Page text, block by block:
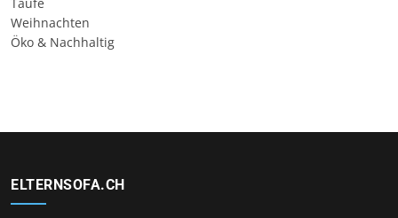
Weihnachten
Öko & Nachhaltig
ELTERNSOFA.CH